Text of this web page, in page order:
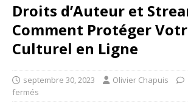
Droits d’Auteur et
Comment Protéger
Culturel en Ligne
septembre 30, 2023 Olivier Chapuis
fermés